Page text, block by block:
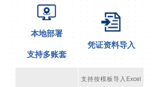
本地部署
支持多账套
凭证资料导入
支持按模板导入Excel